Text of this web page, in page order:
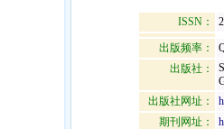
ISSN：
出版频率：
出版社：
出版社网址：
期刊网址：